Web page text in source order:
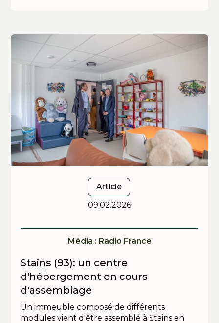
Article
09.02.2026
Média : Radio France
Stains (93): un centre
d'hébergement en cours
d'assemblage
Un immeuble composé de différents
modules vient d'être assemblé à Stains en